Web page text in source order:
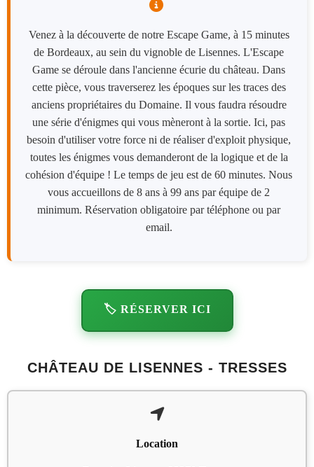
Venez à la découverte de notre Escape Game, à 15 minutes
de Bordeaux, au sein du vignoble de Lisennes. L'Escape
Game se déroule dans l'ancienne écurie du château. Dans
cette pièce, vous traverserez les époques sur les traces des
anciens propriétaires du Domaine. Il vous faudra résoudre
une série d'énigmes qui vous mèneront à la sortie. Ici, pas
besoin d'utiliser votre force ni de réaliser d'exploit physique,
toutes les énigmes vous demanderont de la logique et de la
cohésion d'équipe ! Le temps de jeu est de 60 minutes. Nous
vous accueillons de 8 ans à 99 ans par équipe de 2
minimum. Réservation obligatoire par téléphone ou par
email.
🏷️ RÉSERVER ICI
CHÂTEAU DE LISENNES - TRESSES
Location